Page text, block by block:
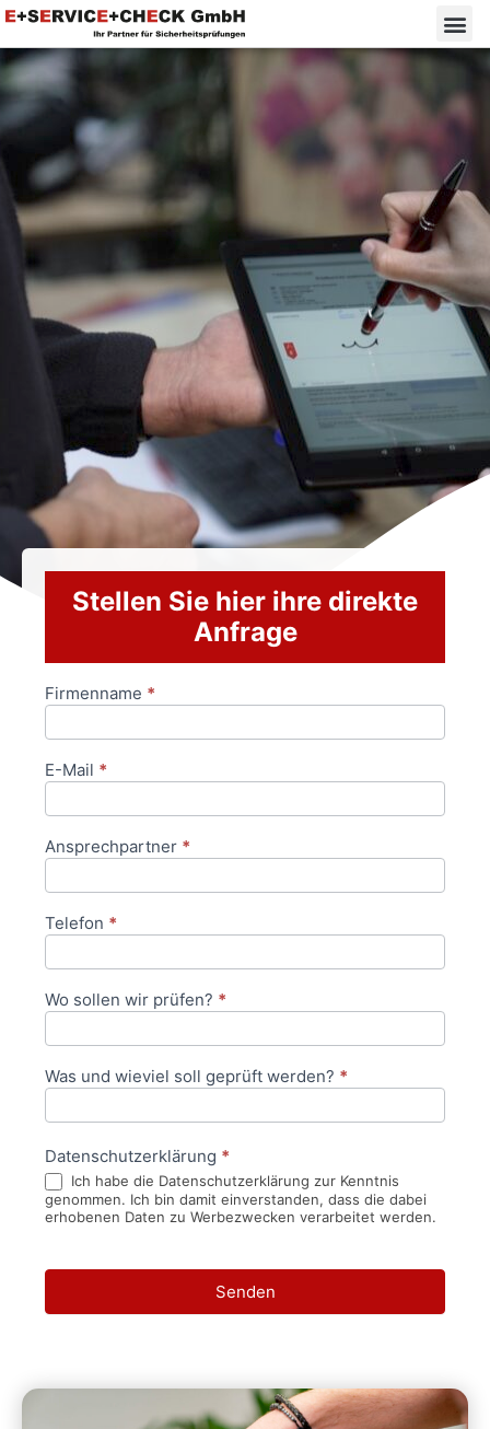
Stellen Sie hier ihre direkte
Anfrage
Anfrageformular
Firmenname *
E-Mail *
Ansprechpartner *
Telefon *
Wo sollen wir prüfen? *
Was und wieviel soll geprüft werden? *
Datenschutzerklärung *
Ich habe die Datenschutzerklärung zur Kenntnis
genommen. Ich bin damit einverstanden, dass die dabei
erhobenen Daten zu Werbezwecken verarbeitet werden.
Senden